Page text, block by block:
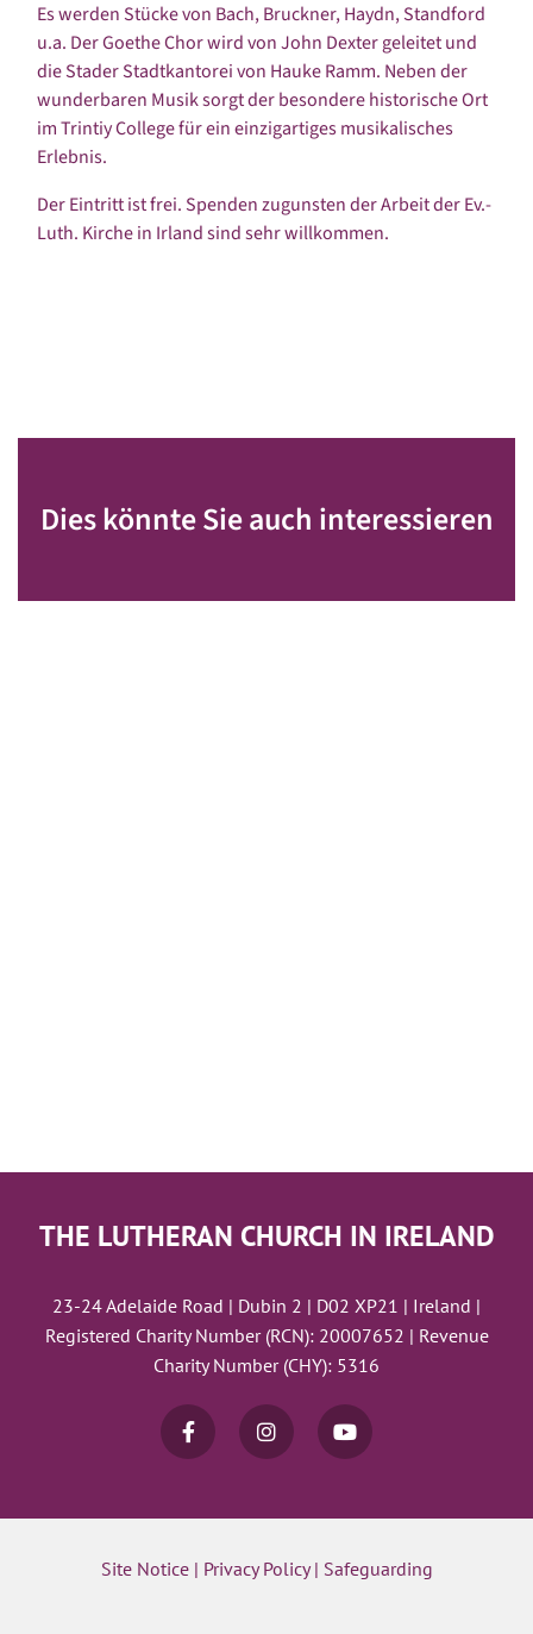
Es werden Stücke von Bach, Bruckner, Haydn, Standford
u.a. Der Goethe Chor wird von John Dexter geleitet und
die Stader Stadtkantorei von Hauke Ramm. Neben der
wunderbaren Musik sorgt der besondere historische Ort
im Trintiy College für ein einzigartiges musikalisches
Erlebnis.
Der Eintritt ist frei. Spenden zugunsten der Arbeit der Ev.-
Luth. Kirche in Irland sind sehr willkommen.
Dies könnte Sie auch interessieren
THE LUTHERAN CHURCH IN IRELAND
23-24 Adelaide Road | Dubin 2 | D02 XP21 | Ireland |
Registered Charity Number (RCN): 20007652 | Revenue
Charity Number (CHY): 5316
Site Notice| Privacy Policy| Safeguarding